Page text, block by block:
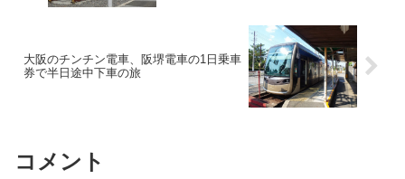
大阪のチンチン電車、阪堺電車の1日乗車
券で半日途中下車の旅
コメント